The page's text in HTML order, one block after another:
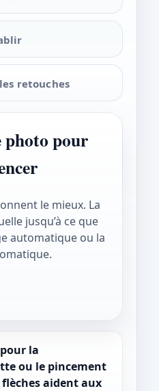
retouches
photo pour
le mieux. La
jusqu’à ce que
automatique ou la
la
ou le pincement
aident aux